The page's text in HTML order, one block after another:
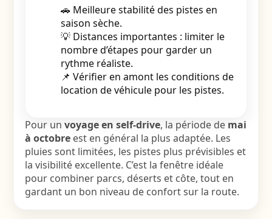
🚗 Meilleure stabilité des pistes en
saison sèche.
💡 Distances importantes : limiter le
nombre d’étapes pour garder un
rythme réaliste.
📌 Vérifier en amont les conditions de
location de véhicule pour les pistes.
Pour un voyage en self-drive, la période de mai
à octobreest en général la plus adaptée. Les
pluies sont limitées, les pistes plus prévisibles et
la visibilité excellente. C’est la fenêtre idéale
pour combiner parcs, déserts et côte, tout en
gardant un bon niveau de confort sur la route.